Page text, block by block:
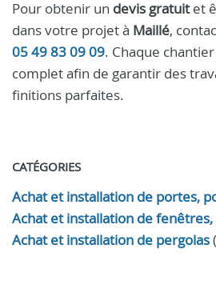
Pour obtenir un devis gratuitet
dans votre projet à Maillé,
05 49 83 09 09. Chaque
complet afin de garantir des
finitions parfaites.
CATÉGORIES
Achat et installation de portes,
Achat et installation de
Achat et installation de pergolas